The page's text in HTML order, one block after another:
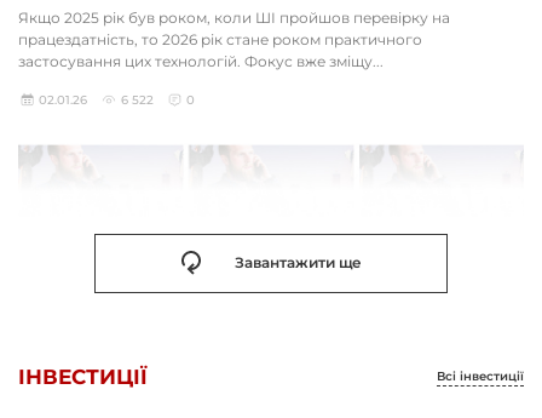
Якщо 2025 рік був роком, коли ШІ пройшов перевірку на
працездатність, то 2026 рік стане роком практичного
застосування цих технологій. Фокус вже зміщу...
02.01.26 6 522 0
Завантажити ще
ІНВЕСТИЦІЇ Всі інвестиції